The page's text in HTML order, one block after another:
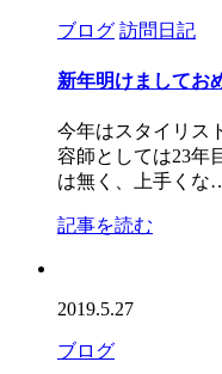
ブログ 訪問日記
新年明けましてお
今年はスタイリス
容師としては23年
は無く、上手くな
記事を読む
2019.5.27
ブログ